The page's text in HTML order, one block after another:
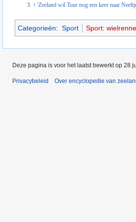
↑ 'Zeeland wil Tour nog een keer naar
Categorieën: Sport Sport:
Deze pagina is voor het laatst bewerkt op 28
Privacybeleid Over encyclopedie van